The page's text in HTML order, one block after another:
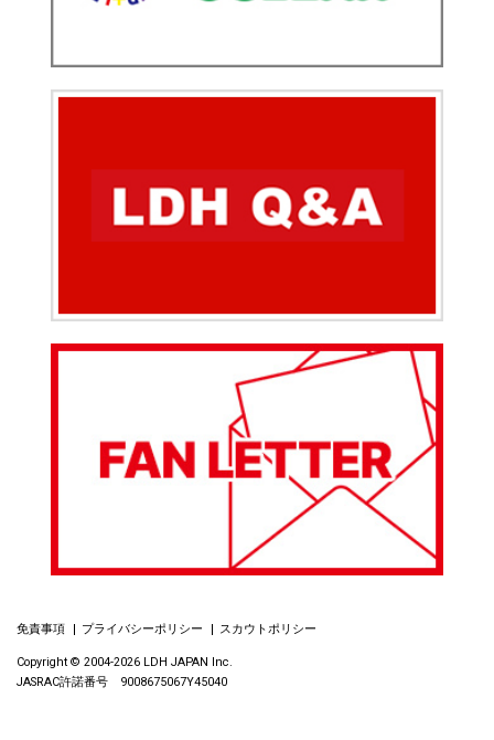
免責事項 プライバシーポリシー スカウトポリシー
Copyright © 2004-2026 LDH JAPAN Inc.
JASRAC許諾番号 9008675067Y45040